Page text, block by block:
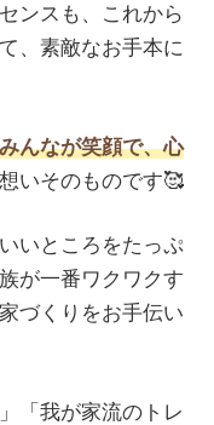
ンスも、これから
、素敵なお手本に
んなが笑顔で、心
いそのものです🥰
いところをたっぷ
が一番ワクワクす
づくりをお手伝い
「我が家流のトレ